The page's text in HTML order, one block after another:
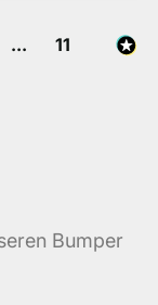
... 11
Bumper